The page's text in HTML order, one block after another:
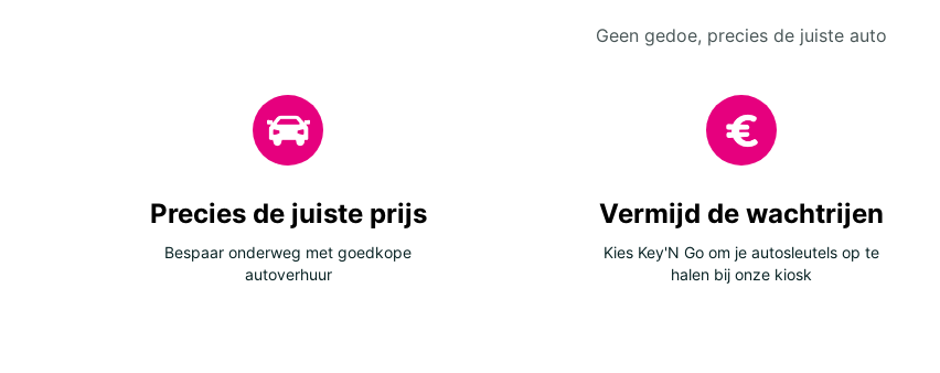
Geen gedoe, precies de juiste auto
Precies de juiste prijs
Bespaar onderweg met goedkope
autoverhuur
Vermijd de wachtrijen
Kies Key'N Go om je autosleutels op te
halen bij onze kiosk